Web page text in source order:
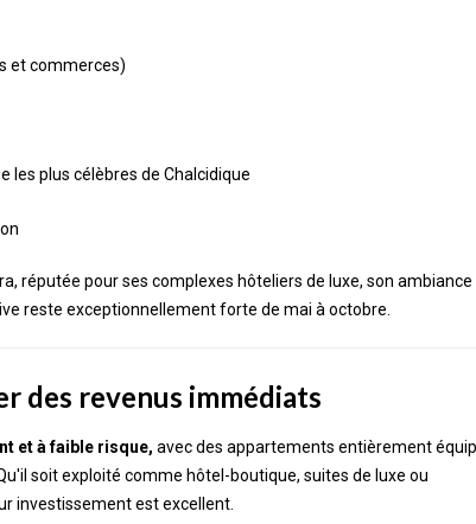
et commerces)
les plus célèbres de Chalcidique
réputée pour ses complexes hôteliers de luxe, son ambiance
reste exceptionnellement forte de mai à octobre.
des revenus immédiats
et à faible risque, avec des appartements entièrement
soit exploité comme hôtel-boutique, suites de luxe ou
investissement est excellent.